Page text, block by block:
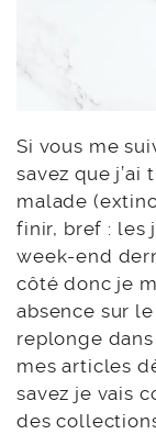
Si vous me
savez que
malade
finir, bref : les
week-end
côté donc je
absence sur
replonge
mes articles
savez je vais
des